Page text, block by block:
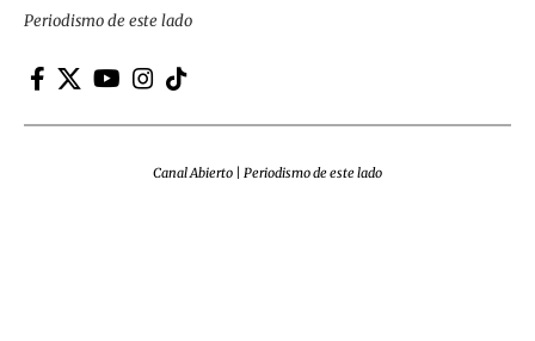
Periodismo de este lado
Canal Abierto | Periodismo de este lado